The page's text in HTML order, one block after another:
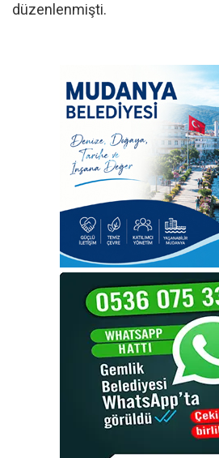
düzenlenmişti.